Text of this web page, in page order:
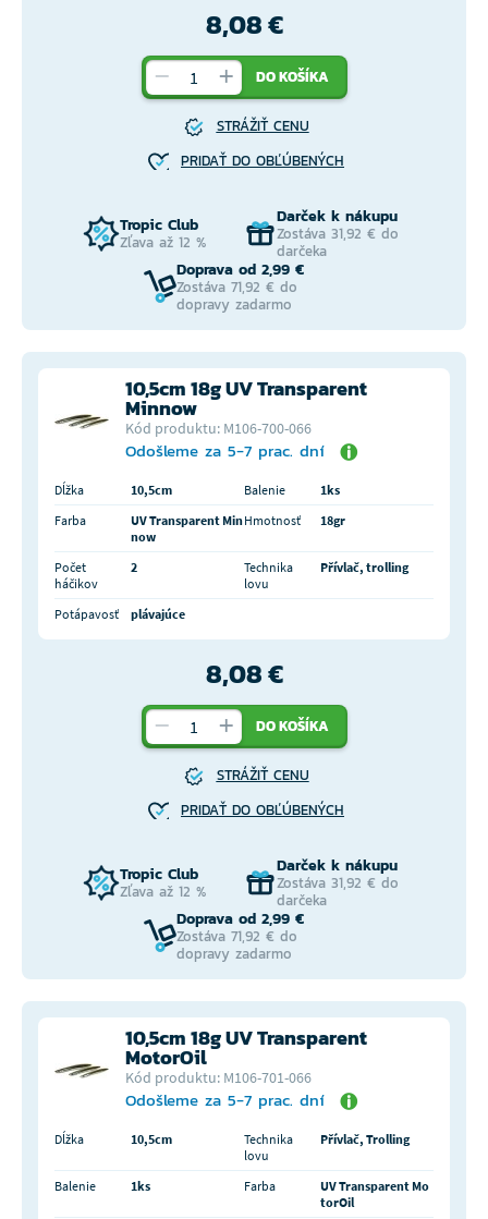
8,08 €
DO KOŠÍKA
STRÁŽIŤ CENU
PRIDAŤ DO OBĽÚBENÝCH
Tropic Club
Zľava až 12 %
Darček k nákupu
Zostáva 31,92 € do
darčeka
Doprava od 2,99 €
Zostáva 71,92 € do
dopravy zadarmo
10,5cm 18g UV Transparent
Minnow
Kód produktu: M106-700-066
Odošleme za 5-7 prac. dní
Dĺžka 10,5cm Balenie
1ks
Farba
UV Transparent Min
now
Hmotnosť 18gr
Počet
háčikov
2
Technika
lovu
Přívlač, trolling
Potápavosť plávajúce
8,08 €
DO KOŠÍKA
STRÁŽIŤ CENU
PRIDAŤ DO OBĽÚBENÝCH
Tropic Club
Zľava až 12 %
Darček k nákupu
Zostáva 31,92 € do
darčeka
Doprava od 2,99 €
Zostáva 71,92 € do
dopravy zadarmo
10,5cm 18g UV Transparent
MotorOil
Kód produktu: M106-701-066
Odošleme za 5-7 prac. dní
Dĺžka 10,5cm
Technika
lovu
Přívlač, Trolling
Balenie 1ks Farba
UV Transparent Mo
torOil